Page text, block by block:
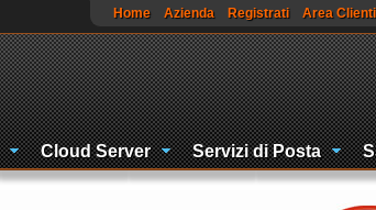
Home Azienda Registrati Area Clienti
Cloud Server Servizi di Posta